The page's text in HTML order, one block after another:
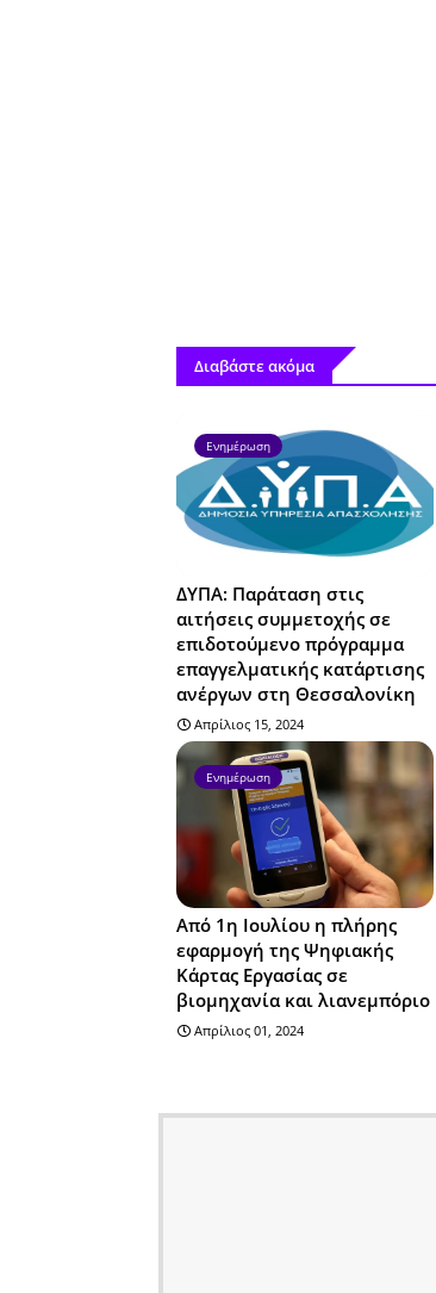
Διαβάστε ακόμα
Ενημέρωση
ΔΥΠΑ: Παράταση στις
αιτήσεις συμμετοχής σε
επιδοτούμενο πρόγραμμα
επαγγελματικής κατάρτισης
ανέργων στη Θεσσαλονίκη
Απρίλιος 15, 2024
Ενημέρωση
Από 1η Ιουλίου η πλήρης
εφαρμογή της Ψηφιακής
Κάρτας Εργασίας σε
βιομηχανία και λιανεμπόριο
Απρίλιος 01, 2024